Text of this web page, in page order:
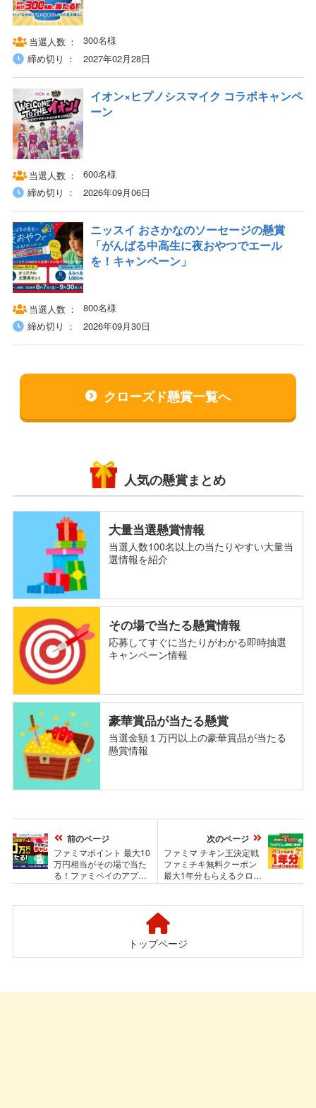
当選人数
300名様
締め切り
2027年02月28日
イオン×ヒプノシスマイク コラボキャンペ
ーン
当選人数
600名様
締め切り
2026年09月06日
ニッスイ おさかなのソーセージの懸賞
「がんばる中高生に夜おやつでエール
を！キャンペーン」
当選人数
800名様
締め切り
2026年09月30日
クローズド懸賞一覧へ
人気の懸賞まとめ
大量当選懸賞情報
当選人数100名以上の当たりやすい大量当
選情報を紹介
その場で当たる懸賞情報
応募してすぐに当たりがわかる即時抽選
キャンペーン情報
豪華賞品が当たる懸賞
当選金額１万円以上の豪華賞品が当たる
懸賞情報
前のページ
ファミマポイント 最大10
万円相当がその場で当た
る！ファミペイのアプリ
懸賞 毎日挑戦ゲーム
次のページ
ファミマ チキン王決定戦
ファミチキ無料クーポン
最大1年分もらえるクロー
ズド懸賞
トップページ